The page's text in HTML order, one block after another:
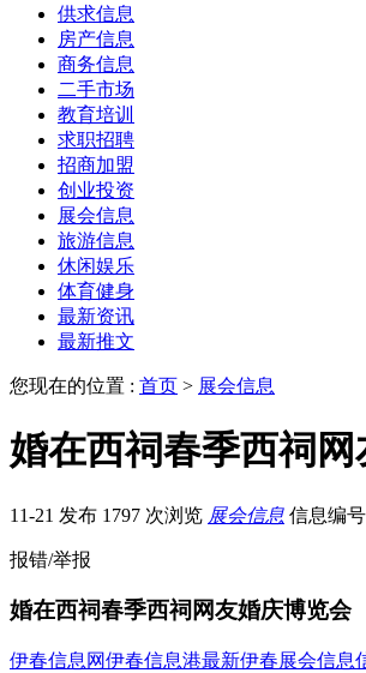
供求信息
房产信息
商务信息
二手市场
教育培训
求职招聘
招商加盟
创业投资
展会信息
旅游信息
休闲娱乐
体育健身
最新资讯
最新推文
您现在的位置 : 首页 > 展会信息
婚在西祠春季西祠
11-21 发布 1797 次浏览 展会信息 信息编
报错/举报
婚在西祠春季西祠网友婚庆博览会
伊春信息网伊春信息港最新伊春展会信息